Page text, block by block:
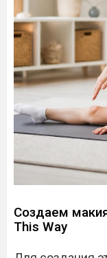
Создаем
This Way